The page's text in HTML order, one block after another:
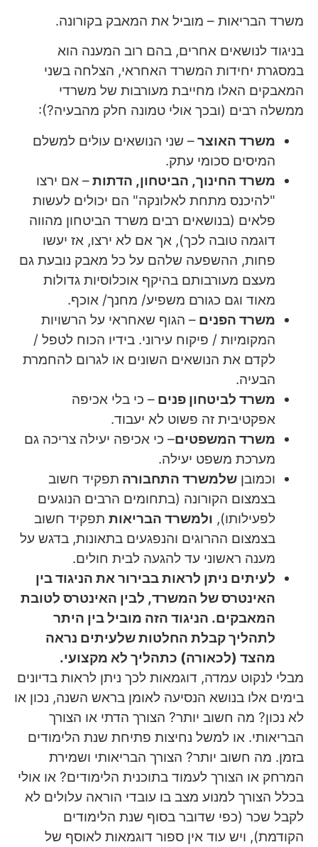
משרד הבריאות – מוביל את המאבק בקורונה.
בניגוד לנושאים אחרים, בהם רוב המענה הוא
במסגרת יחידות המשרד האחראי, הצלחה בשני
המאבקים האלו מחייבת מעורבות של משרדי
ממשלה רבים (ובכך אולי טמונה חלק מהבעיה?):
משרד האוצר– שני הנושאים עולים למשלם
המיסים סכומי עתק.
משרד החינוך, הביטחון, הדתות– אם ירצו
"להיכנס מתחת לאלונקה" הם יכולים לעשות
פלאים (בנושאים רבים משרד הביטחון מהווה
דוגמה טובה לכך), אך אם לא ירצו, אז יעשו
פחות, ההשפעה שלהם על כל מאבק נובעת גם
מעצם מעורבותם בהיקף אוכלוסיות גדולות
מאוד וגם כגורם משפיע/ מחנך/ אוכף.
משרד הפנים – הגוף שאחראי על הרשויות
המקומיות / פיקוח עירוני. בידיו הכוח לטפל /
לקדם את הנושאים השונים או לגרום להחמרת
הבעיה.
משרד לביטחון פנים – כי בלי אכיפה
אפקטיבית זה פשוט לא יעבוד.
משרד המשפטים– כי אכיפה יעילה צריכה גם
מערכת משפט יעילה.
וכמובן שלמשרד התחבורה תפקיד חשוב
בצמצום הקורונה (בתחומים הרבים הנוגעים
לפעילותו), ולמשרד הבריאות תפקיד חשוב
בצמצום ההרוגים והנפגעים בתאונות, בדגש על
מענה ראשוני עד להגעה לבית חולים.
לעיתים ניתן לראות בבירור את הניגוד בין
האינטרס של המשרד, לבין האינטרס לטובת
המאבקים. הניגוד הזה מוביל בין היתר
לתהליך קבלת החלטות שלעיתים נראה
מהצד (לכאורה) כתהליך לא מקצועי.
מבלי לנקוט עמדה, דוגמאות לכך ניתן לראות בדיונים
בימים אלו בנושא הנסיעה לאומן בראש השנה, נכון או
לא נכון? מה חשוב יותר? הצורך הדתי או הצורך
הבריאותי. או למשל נחיצות פתיחת שנת הלימודים
בזמן. מה חשוב יותר? הצורך הבריאותי ושמירת
המרחק או הצורך לעמוד בתוכנית הלימודים? או אולי
בכלל הצורך למנוע מצב בו עובדי הוראה עלולים לא
לקבל שכר (כפי שדובר בסוף שנת הלימודים
הקודמת), ויש עוד אין ספור דוגמאות לאוסף של